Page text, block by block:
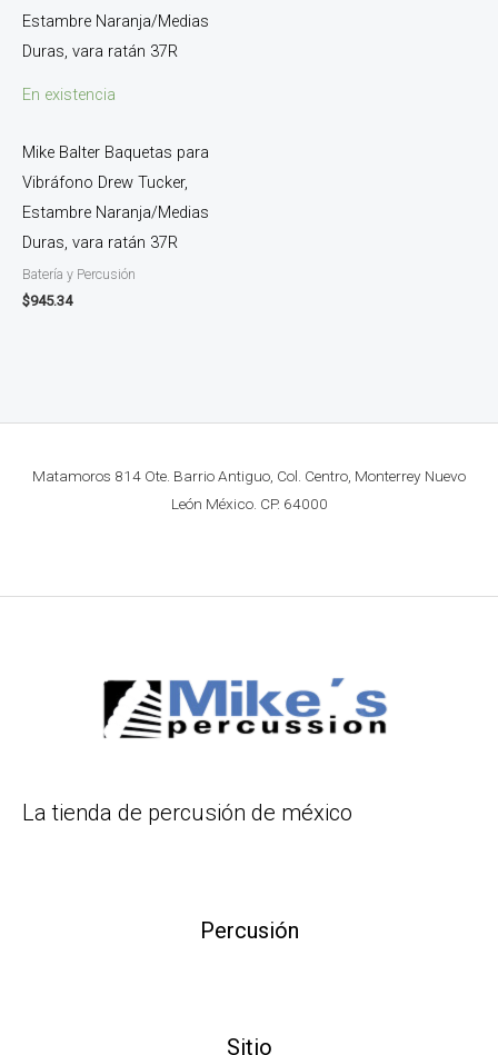
En existencia
Mike Balter Baquetas para
Vibráfono Drew Tucker,
Estambre Naranja/Medias
Duras, vara ratán 37R
Batería y Percusión
$945.34
Matamoros 814 Ote. Barrio Antiguo, Col. Centro, Monterrey Nuevo
León México. CP. 64000
La tienda de percusión de méxico
Percusión
Sitio